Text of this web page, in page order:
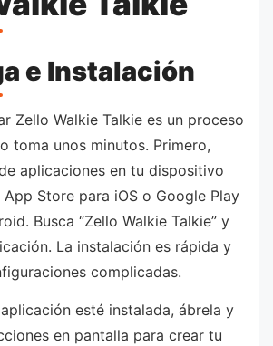
e Instalación
Zello Walkie Talkie es un proceso
toma unos minutos. Primero,
aplicaciones en tu dispositivo
Store para iOS o Google Play
Busca “Zello Walkie Talkie” y
La instalación es rápida y
complicadas.
esté instalada, ábrela y
en pantalla para crear tu